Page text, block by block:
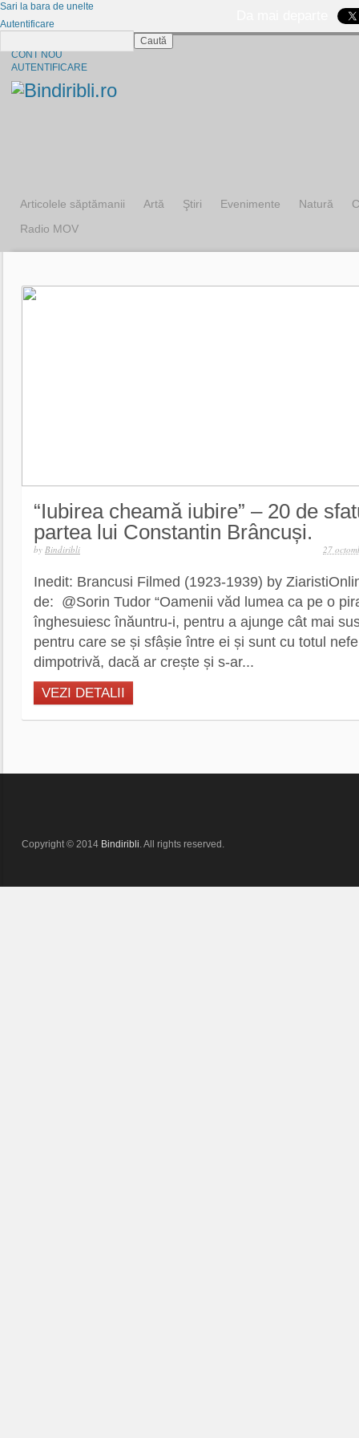
CONT NOU
AUTENTIFICARE
Articolele săptămanii Artă Ştiri Evenimente Natură
Radio MOV
“Iubirea cheamă iubire” – 20 de
partea lui Constantin Brâncuși.
by Bindiribli 27
Inedit: Brancusi Filmed (1923-1939) by
de: @Sorin Tudor “Oamenii văd lumea ca pe o
înghesuiesc înăuntru-i, pentru a ajunge cât mai
pentru care se și sfâșie între ei și sunt cu totul
dimpotrivă, dacă ar crește și s-ar...
VEZI DETALII
Copyright © 2014 Bindiribli. All rights reserved.
Sari la bara de unelte
Autentificare
Caută